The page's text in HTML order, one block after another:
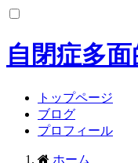
コ
テ
ン
自閉症多
トップページ
ブログ
プロフィール
ホーム